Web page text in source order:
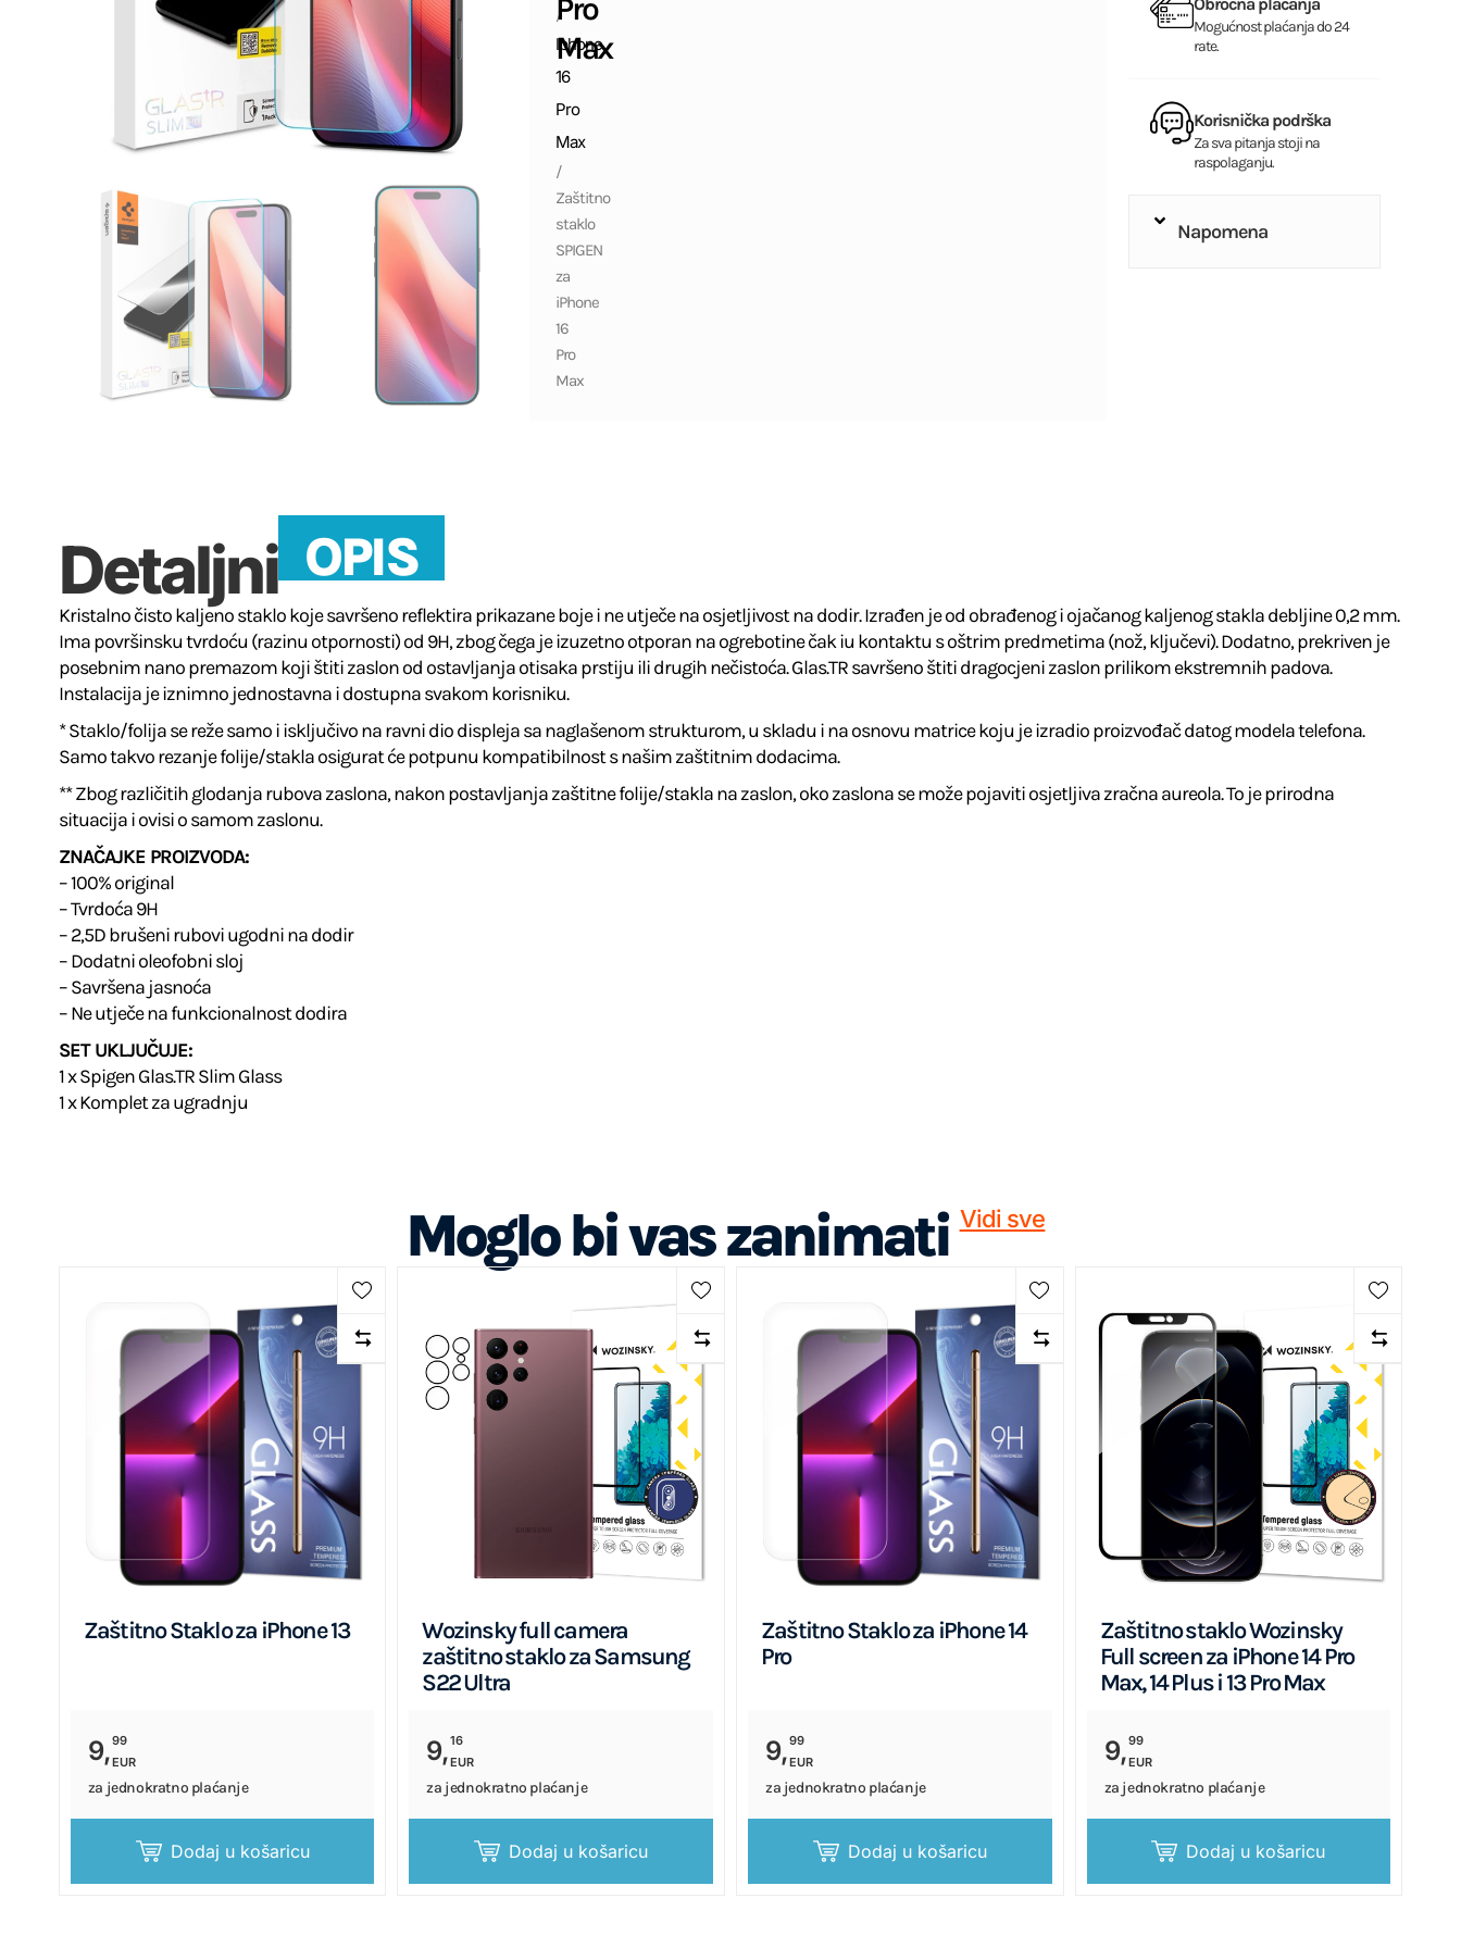
/
Iphone
16
Pro
Max
/
Zaštitno
staklo
SPIGEN
za
iPhone
16
Pro
Max
Pro
Max
Mogućnost plaćanja do 24
rate.
Korisnička podrška
Za sva pitanja stoji na
raspolaganju.
Napomena
Detaljni OPIS
Kristalno čisto kaljeno staklo koje savršeno reflektira prikazane boje i ne utječe na osjetljivost na dodir. Izrađen je od obrađenog i ojačanog kaljenog stakla debljine 0,2 mm.
Ima površinsku tvrdoću (razinu otpornosti) od 9H, zbog čega je izuzetno otporan na ogrebotine čak iu kontaktu s oštrim predmetima (nož, ključevi). Dodatno, prekriven je
posebnim nano premazom koji štiti zaslon od ostavljanja otisaka prstiju ili drugih nečistoća. Glas.TR savršeno štiti dragocjeni zaslon prilikom ekstremnih padova.
Instalacija je iznimno jednostavna i dostupna svakom korisniku.
* Staklo/folija se reže samo i isključivo na ravni dio displeja sa naglašenom strukturom, u skladu i na osnovu matrice koju je izradio proizvođač datog modela telefona.
Samo takvo rezanje folije/stakla osigurat će potpunu kompatibilnost s našim zaštitnim dodacima.
** Zbog različitih glodanja rubova zaslona, ​​nakon postavljanja zaštitne folije/stakla na zaslon, oko zaslona se može pojaviti osjetljiva zračna aureola. To je prirodna
situacija i ovisi o samom zaslonu.
ZNAČAJKE PROIZVODA:
– 100% original
– Tvrdoća 9H
– 2,5D brušeni rubovi ugodni na dodir
– Dodatni oleofobni sloj
– Savršena jasnoća
– Ne utječe na funkcionalnost dodira
SET UKLJUČUJE:
1 x Spigen Glas.TR Slim Glass
1 x Komplet za ugradnju
Moglo bi vas zanimati Vidi sve
Zaštitno Staklo za iPhone 13
9,99
EUR
za jednokratno plaćanje
Dodaj u košaricu
Wozinsky full camera
zaštitno staklo za Samsung
S22 Ultra
9,16
EUR
za jednokratno plaćanje
Dodaj u košaricu
Zaštitno Staklo za iPhone 14
Pro
9,99
EUR
za jednokratno plaćanje
Dodaj u košaricu
Zaštitno staklo Wozinsky
Full screen za iPhone 14 Pro
Max, 14 Plus i 13 Pro Max
9,99
EUR
za jednokratno plaćanje
Dodaj u košaricu